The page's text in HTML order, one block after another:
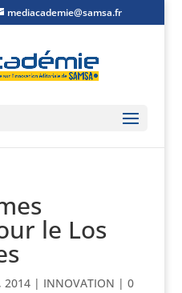
mediacademie@samsa.fr
le Los
2014| INNOVATION | 0